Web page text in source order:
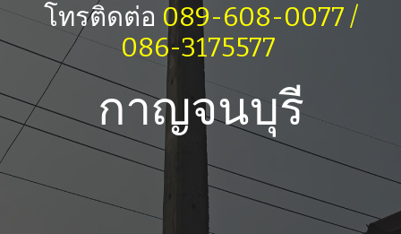
โทรติดต่อ 089-608-0077 /
086-3175577
กาญจนบุรี